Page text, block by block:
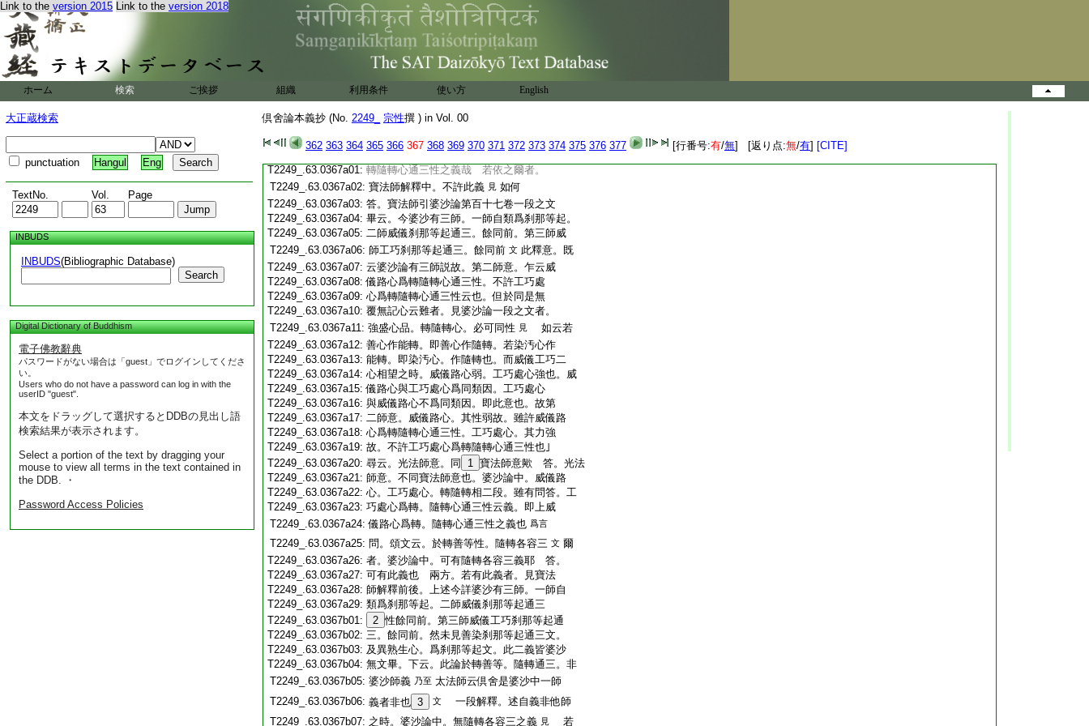
Link to the version 2015 Link to the version 2018
ホーム 検索 ご挨拶 組織 利用条件 使い方 English
大正蔵検索
punctuation Hangul Eng
TextNo. Vol. Page
INBUDS
INBUDS(Bibliographic Database)
Search
Digital Dictionary of Buddhism
電子佛教辭典
パスワードがない場合は「guest」でログインしてくださ
い。
Users who do not have a password can log in with the
userID "guest".
本文をドラッグして選択するとDDBの見出し語
検索結果が表示されます。
Select a portion of the text by dragging your
mouse to view all terms in the text contained in
the DDB. ・
Password Access Policies
倶舍論本義抄 (No. 2249_ 宗性撰 ) in Vol. 00
362 363 364 365 366 367 368 369 370 371 372 373 374 375 376 377 [行番号:有/無] [返り点:無/有] [CITE]
T2249_.63.0366c21: 因 文
T2249_.63.0366c22: 法住寺眞圓僧都云。無漏定心。與相續表業
T2249_.63.0366c23: 爲隨轉因 云云 此 6 等義意可思之
問 寶法師所引婆沙論 百十七 中。威儀路心爲
T2249_.63.0366c25: 轉。隨轉心通三性 文
此師意。可許工巧處
T2249_.63.0366c27: 不許此義 見 兩方。若不許此義者。威儀
T2249_.63.0366c28: 工巧同是無覆無記心也。云威儀路心爲轉
T2249_.63.0367a01: 轉隨轉心通三性之義哉 若依之爾者。
T2249_.63.0367a02: 寶法師解釋中。不許此義 見 如何
T2249_.63.0367a03: 答。寶法師引婆沙論第百十七卷一段之文
T2249_.63.0367a04: 畢云。今婆沙有三師。一師自類爲刹那等起。
T2249_.63.0367a05: 二師威儀刹那等起通三。餘同前。第三師威
T2249_.63.0367a06: 師工巧刹那等起通三。餘同前 文 此釋意。既
T2249_.63.0367a07: 云婆沙論有三師説故。第二師意。乍云威
T2249_.63.0367a08:儀路心爲轉隨轉心通三性。不許工巧處
T2249_.63.0367a09: 心爲轉隨轉心通三性云也。但於同是無
T2249_.63.0367a10: 覆無記心云難者。見婆沙論一段之文者。
T2249_.63.0367a11: 強盛心品。轉隨轉心。必可同性 見
如云若
T2249_.63.0367a12: 善心作能轉。即善心作隨轉。若染汚心作
T2249_.63.0367a13: 能轉。即染汚心。作隨轉也。而威儀工巧二
T2249_.63.0367a14: 心相望之時。威儀路心弱。工巧處心強也。威
T2249_.63.0367a15:儀路心與工巧處心爲同類因。工巧處心
T2249_.63.0367a16: 與威儀路心不爲同類因。即此意也。故第
T2249_.63.0367a17: 二師意。威儀路心。其性弱故。雖許威儀路
T2249_.63.0367a18: 心爲轉隨轉心通三性。工巧處心。其力強
T2249_.63.0367a19: 故。不許工巧處心爲轉隨轉心通三性也｣
T2249_.63.0367a20: 尋云。光法師意。同 1 寶法師意歟 答。光法
T2249_.63.0367a21: 師意。不同寶法師意也。婆沙論中。威儀路
T2249_.63.0367a22: 心。工巧處心。轉隨轉相二段。雖有問答。工
T2249_.63.0367a23: 巧處心爲轉。隨轉心通三性云義。即上威
T2249_.63.0367a24: 儀路心爲轉。隨轉心通三性之義也 爲言
T2249_.63.0367a25: 問。頌文云。於轉善等性。隨轉各容三 文 爾
T2249_.63.0367a26: 者。婆沙論中。可有隨轉各容三義耶 答。
T2249_.63.0367a27: 可有此義也 兩方。若有此義者。見寶法
T2249_.63.0367a28: 師解釋前後。上述今詳婆沙有三師。一師自
T2249_.63.0367a29: 類爲刹那等起。二師威儀刹那等起通三
T2249_.63.0367b01:
2 性餘同前。第三師威儀工巧刹那等起通
T2249_.63.0367b02: 三。餘同前。然未見善染刹那等起通三文。
T2249_.63.0367b03: 及異熟生心。爲刹那等起文。此二義皆婆沙
T2249_.63.0367b04: 無文畢。下云。此論於轉善等。隨轉通三。非
T2249_.63.0367b05: 婆沙師義 乃至 太法師云倶舍是婆沙中一師
T2249_.63.0367b06: 義者非也 3 文
一段解釋。述自義非他師
T2249_.63.0367b07: 之時。婆沙論中。無隨轉各容三之義 見 若